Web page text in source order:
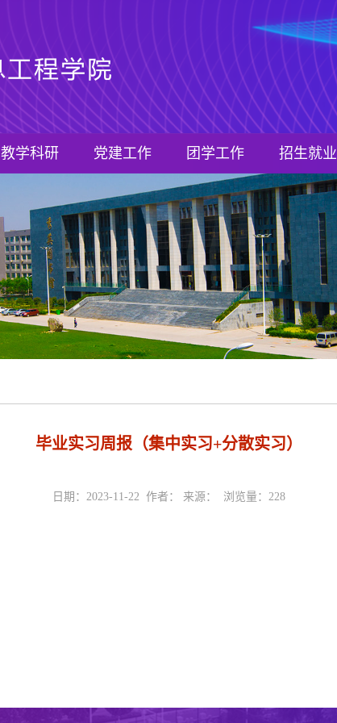
教学科研 党建工作 团学工作 招生就业
毕业实习周报（集中实习+分散实习）
日期：2023-11-22 作者： 来源： 浏览量： 228